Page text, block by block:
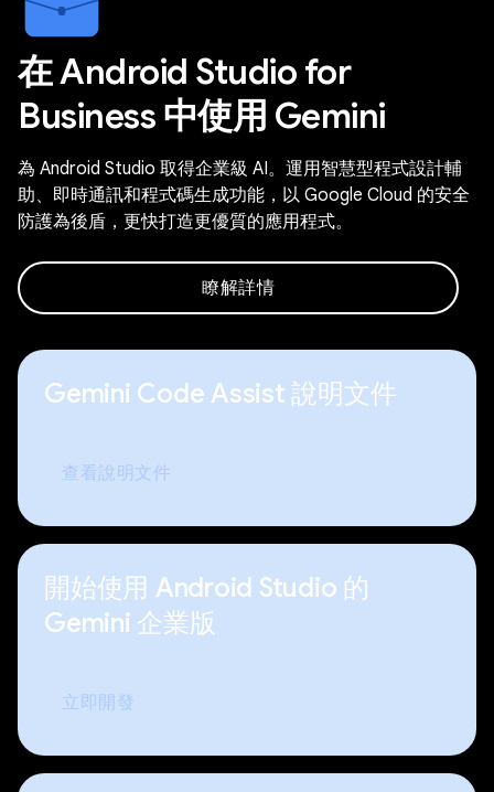
在 Android Studio for
Business 中使用 Gemini
為 Android Studio 取得企業級 AI。運用智慧型程式設計輔
助、即時通訊和程式碼生成功能，以 Google Cloud 的安全
防護為後盾，更快打造更優質的應用程式。
瞭解詳情
Gemini Code Assist 說明文件
查看說明文件
開始使用 Android Studio 的
Gemini 企業版
立即開發